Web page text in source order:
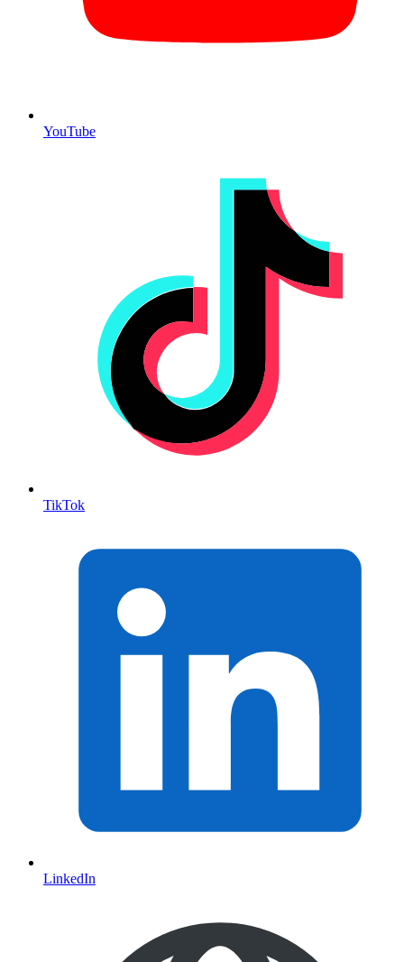
YouTube
TikTok
LinkedIn